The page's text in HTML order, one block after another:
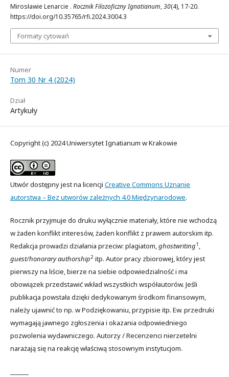
Mirosławie Lenarcie . Rocznik Filozoficzny Ignatianum,30(4), 17-20.
https://doi.org/10.35765/rfi.2024.3004.3
Formaty cytowań
Numer
Tom 30 Nr 4 (2024)
Dział
Artykuły
Copyright (c) 2024 Uniwersytet Ignatianum w Krakowie
Utwór dostępny jest na licencji Creative Commons Uznanie
autorstwa – Bez utworów zależnych 4.0 Międzynarodowe.
Rocznik przyjmuje do druku wyłącznie materiały, które nie wchodzą
w żaden konflikt interesów, żaden konflikt z prawem autorskim itp.
Redakcja prowadzi działania przeciw: plagiatom,ghostwriting1 ,
guest/honorary authorship2 itp. Autor pracy zbiorowej, który jest
pierwszy na liście, bierze na siebie odpowiedzialność i ma
obowiązek przedstawić wkład wszystkich współautorów. Jeśli
publikacja powstała dzięki dedykowanym środkom finansowym,
należy ujawnić to np. w Podziękowaniu, przypisie itp. Ew. przedruki
wymagają jawnego zgłoszenia i okazania odpowiedniego
pozwolenia wydawniczego. Autorzy / Recenzenci nierzetelni
narażają się na reakcję właściwą stosownym instytucjom.